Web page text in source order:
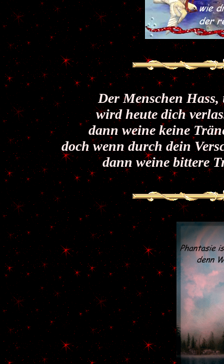
Der Menschen
wird heute dich
dann weine keine
doch wenn durch dein
dann weine bittere